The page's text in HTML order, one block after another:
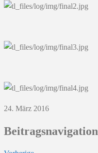
24. März 2016
Beitragsnavigation